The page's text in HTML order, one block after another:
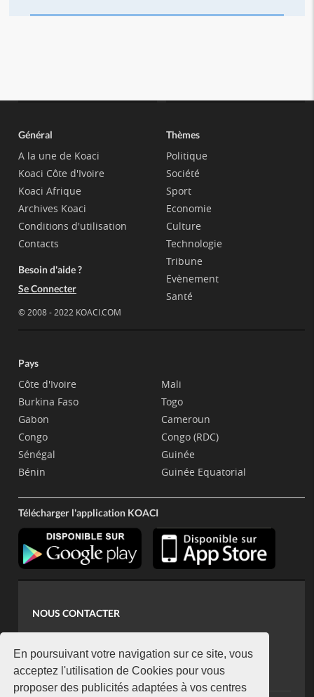
En poursuivant votre navigation sur ce site, vous
acceptez l'utilisation de Cookies pour vous
proposer des publicités adaptées à vos centres
Général
A la une de Koaci
Koaci Côte d'Ivoire
Koaci Afrique
Archives Koaci
Conditions d'utilisation
Contacts
Besoin d'aide ?
Se Connecter
© 2008 - 2022 KOACI.COM
Thèmes
Politique
Société
Sport
Economie
Culture
Technologie
Tribune
Evènement
Santé
Pays
Côte d'Ivoire
Burkina Faso
Gabon
Congo
Sénégal
Bénin
Mali
Togo
Cameroun
Congo (RDC)
Guinée
Guinée Equatorial
Télécharger l'application KOACI
NOUS CONTACTER
koaci@yahoo.fr
+225 07 08 85 52 93